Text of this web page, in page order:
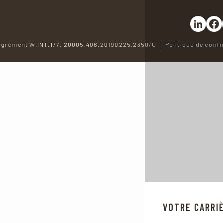
VOTRE
W.INT.177, 20005.406.20190225,2350/U Politique de